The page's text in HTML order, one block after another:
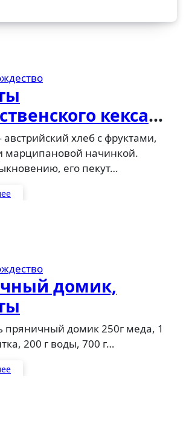
кекса
марципановой начинкой.
его пекут…
домик,
200 г воды, 700 г…